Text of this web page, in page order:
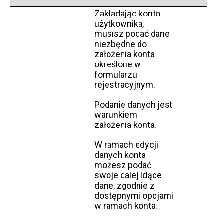
Zakładając konto
użytkownika,
musisz podać dane
niezbędne do
założenia konta
określone w
formularzu
rejestracyjnym.
Podanie danych jest
warunkiem
założenia konta.
W ramach edycji
danych konta
możesz podać
swoje dalej idące
dane, zgodnie z
dostępnymi opcjami
w ramach konta.